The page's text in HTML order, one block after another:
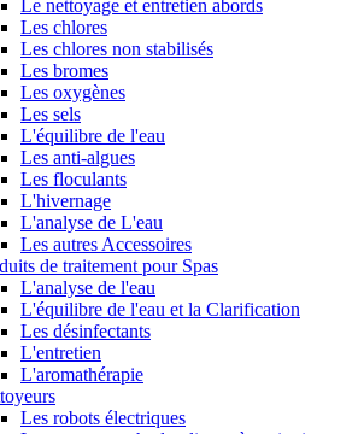
Le nettoyage et entretien abords
Les chlores
Les chlores non stabilisés
Les bromes
Les oxygènes
Les sels
L'équilibre de l'eau
Les anti-algues
Les floculants
L'hivernage
L'analyse de L'eau
Les autres Accessoires
de traitement pour Spas
L'analyse de l'eau
L'équilibre de l'eau et la Clarification
Les désinfectants
L'entretien
L'aromathérapie
Les robots électriques